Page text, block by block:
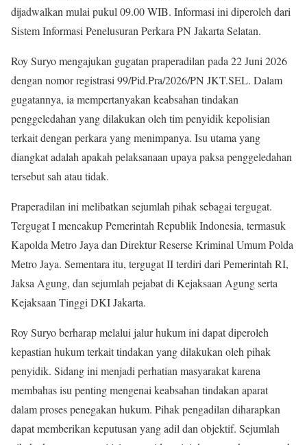
dijadwalkan mulai pukul 09.00 WIB. Informasi ini diperoleh dari
Sistem Informasi Penelusuran Perkara PN Jakarta Selatan.
Roy Suryo mengajukan gugatan praperadilan pada 22 Juni 2026
dengan nomor registrasi 99/Pid.Pra/2026/PN JKT.SEL. Dalam
gugatannya, ia mempertanyakan keabsahan tindakan
penggeledahan yang dilakukan oleh tim penyidik kepolisian
terkait dengan perkara yang menimpanya. Isu utama yang
diangkat adalah apakah pelaksanaan upaya paksa penggeledahan
tersebut sah atau tidak.
Praperadilan ini melibatkan sejumlah pihak sebagai tergugat.
Tergugat I mencakup Pemerintah Republik Indonesia, termasuk
Kapolda Metro Jaya dan Direktur Reserse Kriminal Umum Polda
Metro Jaya. Sementara itu, tergugat II terdiri dari Pemerintah RI,
Jaksa Agung, dan sejumlah pejabat di Kejaksaan Agung serta
Kejaksaan Tinggi DKI Jakarta.
Roy Suryo berharap melalui jalur hukum ini dapat diperoleh
kepastian hukum terkait tindakan yang dilakukan oleh pihak
penyidik. Sidang ini menjadi perhatian masyarakat karena
membahas isu penting mengenai keabsahan tindakan aparat
dalam proses penegakan hukum. Pihak pengadilan diharapkan
dapat memberikan keputusan yang adil dan objektif. Sejumlah